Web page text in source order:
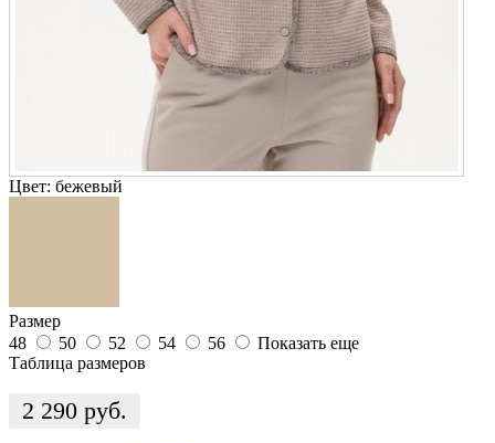
Цвет: бежевый
Размер
48
50 52 54 56
Показать еще
Таблица размеров
2 290 руб.